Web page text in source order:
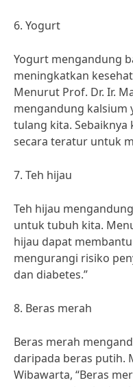
6. Yogurt
Yogurt mengandung
meningkatkan
Menurut Prof. Dr. Ir.
mengandung kalsium
tulang kita.
secara teratur untuk
7. Teh hijau
Teh hijau
untuk tubuh kita.
hijau dapat
mengurangi risiko
dan diabetes.”
8. Beras merah
Beras merah
daripada beras putih.
Wibawarta, “Beras